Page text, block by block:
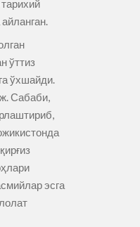
ўттиз
ўхшайди.
Сабаби,
эсга